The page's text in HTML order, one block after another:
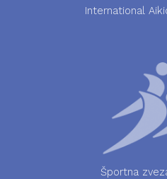
International
Športna